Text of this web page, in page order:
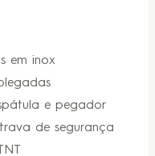
em inox
e pegador
de segurança